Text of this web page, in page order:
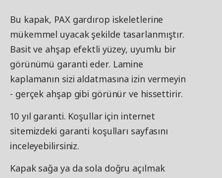
Bu kapak, PAX gardırop iskeletlerine
mükemmel uyacak şekilde tasarlanmıştır.
Basit ve ahşap efektli yüzey, uyumlu bir
görünümü garanti eder. Lamine
kaplamanın sizi aldatmasına izin vermeyin
- gerçek ahşap gibi görünür ve hissettirir.
10 yıl garanti. Koşullar için internet
sitemizdeki garanti koşulları sayfasını
inceleyebilirsiniz.
Kapak sağa ya da sola doğru açılmak